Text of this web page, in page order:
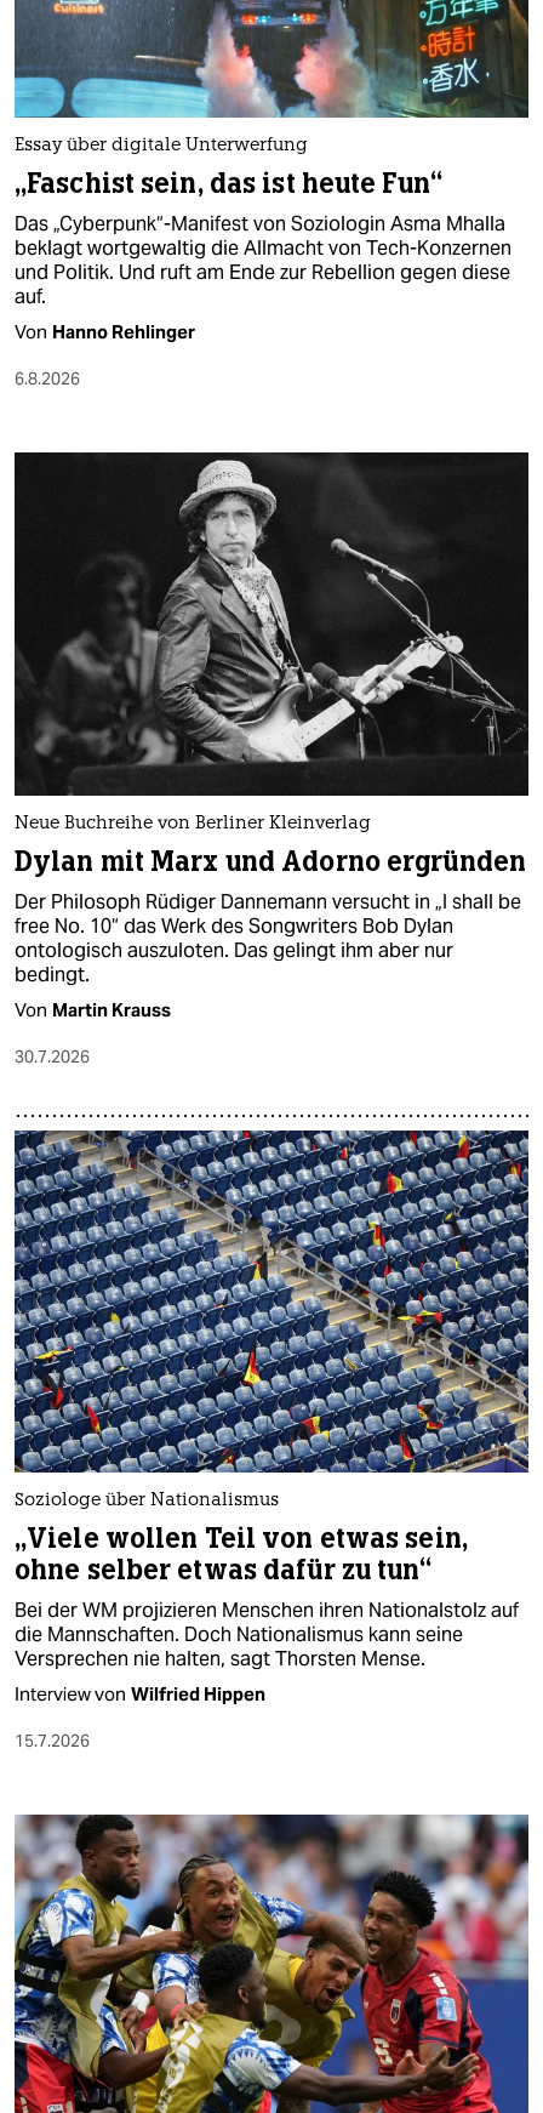
nord
wahrheit
verlag
verlag
veranstaltungen
shop
abo
epaper login
Essay über digitale Unterwerfung
„Faschist sein, das ist heute Fun“
Das „Cyberpunk“-Manifest von Soziologin Asma Mhalla
beklagt wortgewaltig die Allmacht von Tech-Konzernen
und Politik. Und ruft am Ende zur Rebellion gegen diese
auf.
Von Hanno Rehlinger
6.8.2026
Neue Buchreihe von Berliner Kleinverlag
Dylan mit Marx und Adorno ergründen
Der Philosoph Rüdiger Dannemann versucht in „I shall be
free No. 10“ das Werk des Songwriters Bob Dylan
ontologisch auszuloten. Das gelingt ihm aber nur
bedingt.
Von Martin Krauss
30.7.2026
Soziologe über Nationalismus
„Viele wollen Teil von etwas sein,
ohne selber etwas dafür zu tun“
Bei der WM projizieren Menschen ihren Nationalstolz auf
die Mannschaften. Doch Nationalismus kann seine
Versprechen nie halten, sagt Thorsten Mense.
Interview von Wilfried Hippen
15.7.2026